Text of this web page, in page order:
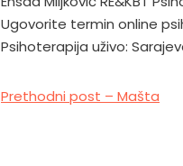
Ugovorite termin online
Psihoterapija uživo:
Prethodni post – Mašta